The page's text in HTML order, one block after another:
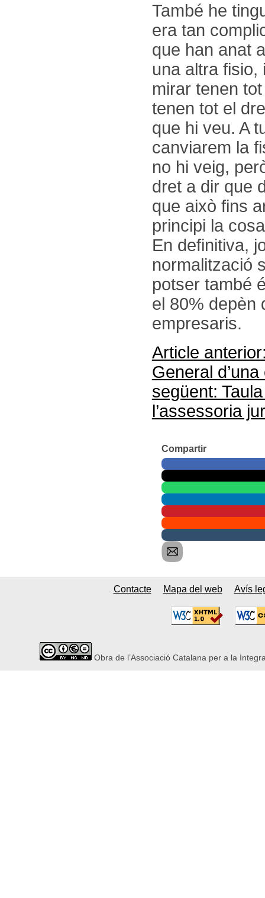
També he
era tan
que han anat
una altra fisio,
mirar tenen
tenen tot el
que hi veu. A
canviarem la
no hi veig,
dret a dir que
que això fins
principi la
En definitiva,
normalització
potser també
el 80% depèn
empresaris.
Article
General
següent:
l’assessoria
Compartir
Contacte Mapa del web Avís
Obra de l’Associació Catalana per a la